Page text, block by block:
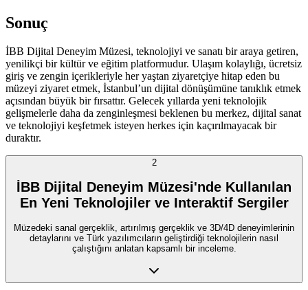
Sonuç
İBB Dijital Deneyim Müzesi, teknolojiyi ve sanatı bir araya getiren,
yenilikçi bir kültür ve eğitim platformudur. Ulaşım kolaylığı, ücretsiz
giriş ve zengin içerikleriyle her yaştan ziyaretçiye hitap eden bu
müzeyi ziyaret etmek, İstanbul’un dijital dönüşümüne tanıklık etmek
açısından büyük bir fırsattır. Gelecek yıllarda yeni teknolojik
gelişmelerle daha da zenginleşmesi beklenen bu merkez, dijital sanat
ve teknolojiyi keşfetmek isteyen herkes için kaçırılmayacak bir
duraktır.
2
İBB Dijital Deneyim Müzesi'nde Kullanılan
En Yeni Teknolojiler ve Interaktif Sergiler
Müzedeki sanal gerçeklik, artırılmış gerçeklik ve 3D/4D deneyimlerinin
detaylarını ve Türk yazılımcıların geliştirdiği teknolojilerin nasıl
çalıştığını anlatan kapsamlı bir inceleme.